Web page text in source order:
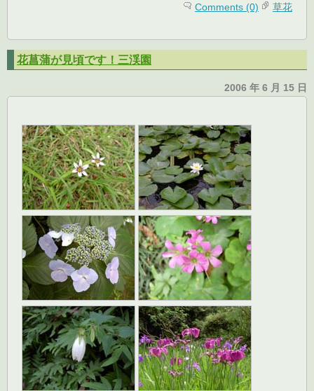
Comments (0) 草花
花菖蒲が見頃です！三渓園
2006 年 6 月 15 日